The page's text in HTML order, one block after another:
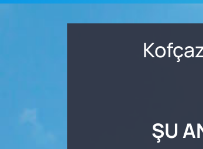
ŞU
Trafik Durumu
Süper Lig Puan Durumu ve Fikstür
Son Dakika Haberleri